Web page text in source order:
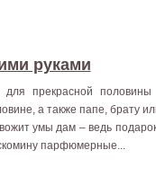
руками
прекрасной половины
а также папе, брату
умы дам – ведь
парфюмерные...